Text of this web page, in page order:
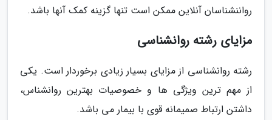
رواننشناسان آنلاین ممکن است تنها گزینه کمک آنها باشد.
مزایای رشته روانشناسی
رشته روانشناسی از مزایای بسیار زیادی برخوردار است. یکی
از مهم ترین ویژگی ها و خصوصیات بهترین روانشناس،
داشتن ارتباط صمیمانه قوی با بیمار می باشد.